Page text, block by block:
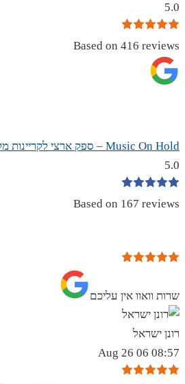
5.0
Based on 416 reviews
Music On Hold – ספק ארצי לקריינות מקצועית
5.0
Based on 167 reviews
שרות וואוו אין עליכם
רונן ישראל
08:57 06 Aug 26